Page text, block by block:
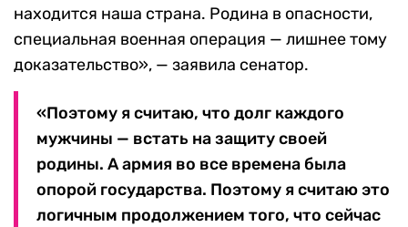
находится наша страна. Родина в опасности,
специальная военная операция — лишнее тому
доказательство», — заявила сенатор.
«Поэтому я считаю, что долг каждого
мужчины — встать на защиту своей
родины. А армия во все времена была
опорой государства. Поэтому я считаю это
логичным продолжением того, что сейчас